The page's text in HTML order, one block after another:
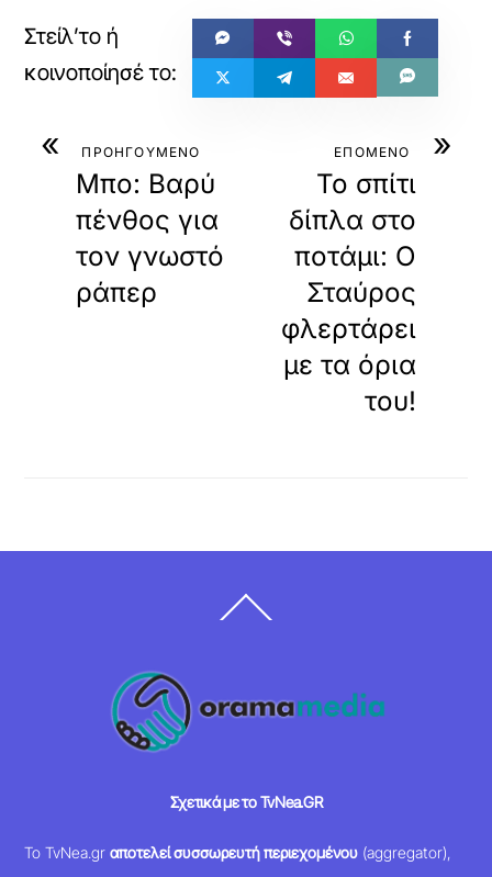
« ΠΡΟΗΓΟΥΜΕΝΟ
Μπο: Βαρύ
πένθος για
τον γνωστό
ράπερ
»
ΕΠΟΜΕΝΟ
Το σπίτι
δίπλα στο
ποτάμι: Ο
Σταύρος
φλερτάρει
με τα όρια
του!
To
Σχετικά με το TvNea.GR
Το TvNea.grαποτελεί συσσωρευτή περιεχομένου (aggregator),